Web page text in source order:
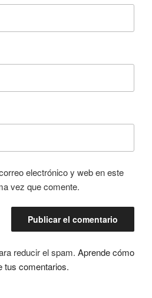
electrónico y web en este
vez que comente.
reducir el spam. Aprende cómo
tus comentarios.